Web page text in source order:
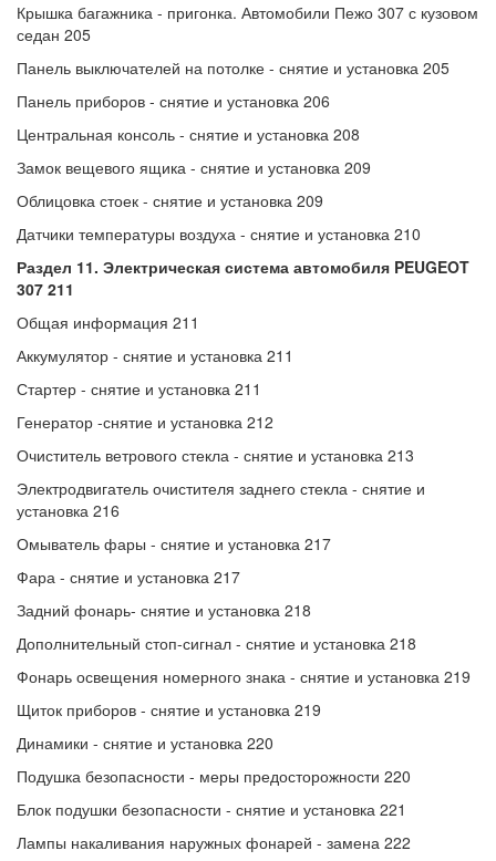
Крышка багажника - пригонка. Автомобили Пежо 307 с кузовом
седан 205
Панель выключателей на потолке - снятие и установка 205
Панель приборов - снятие и установка 206
Центральная консоль - снятие и установка 208
Замок вещевого ящика - снятие и установка 209
Облицовка стоек - снятие и установка 209
Датчики температуры воздуха - снятие и установка 210
Раздел 11. Электрическая система автомобиля PEUGEOT
307 211
Общая информация 211
Аккумулятор - снятие и установка 211
Стартер - снятие и установка 211
Генератор -снятие и установка 212
Очиститель ветрового стекла - снятие и установка 213
Электродвигатель очистителя заднего стекла - снятие и
установка 216
Омыватель фары - снятие и установка 217
Фара - снятие и установка 217
Задний фонарь- снятие и установка 218
Дополнительный стоп-сигнал - снятие и установка 218
Фонарь освещения номерного знака - снятие и установка 219
Щиток приборов - снятие и установка 219
Динамики - снятие и установка 220
Подушка безопасности - меры предосторожности 220
Блок подушки безопасности - снятие и установка 221
Лампы накаливания наружных фонарей - замена 222